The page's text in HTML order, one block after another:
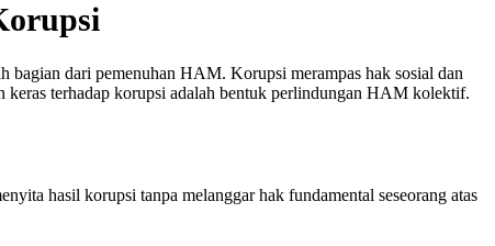
bagian dari pemenuhan HAM. Korupsi merampas hak sosial dan
keras terhadap korupsi adalah bentuk perlindungan HAM kolektif.
hasil korupsi tanpa melanggar hak fundamental seseorang atas